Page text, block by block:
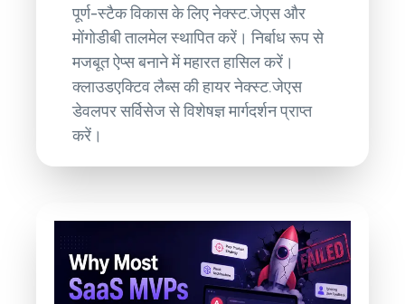
पूर्ण-स्टैक विकास के लिए नेक्स्ट.जेएस और
मोंगोडीबी तालमेल स्थापित करें। निर्बाध रूप से
मजबूत ऐप्स बनाने में महारत हासिल करें।
क्लाउडएक्टिव लैब्स की हायर नेक्स्ट.जेएस
डेवलपर सर्विसेज से विशेषज्ञ मार्गदर्शन प्राप्त
करें।